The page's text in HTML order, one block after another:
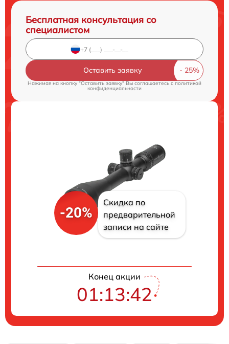
Бесплатная консультация со
специалистом
Оставить заявку
Нажимая на кнопку "Оставить заявку" Вы соглашаетесь cполитикой
конфиденциальности
-20%
Скидка по
предварительной
записи на сайте
Конец акции
01:13:41